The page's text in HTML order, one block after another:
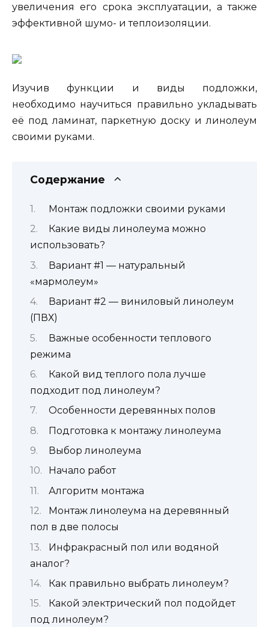
увеличения его срока эксплуатации, а также
эффективной шумо- и теплоизоляции.
Изучив функции и виды подложки,
необходимо научиться правильно укладывать
её под ламинат, паркетную доску и линолеум
своими руками.
Содержание
Монтаж подложки своими руками
Какие виды линолеума можно
использовать?
Вариант #1 — натуральный
«мармолеум»
Вариант #2 — виниловый линолеум
(ПВХ)
Важные особенности теплового
режима
Какой вид теплого пола лучше
подходит под линолеум?
Особенности деревянных полов
Подготовка к монтажу линолеума
Выбор линолеума
Начало работ
Алгоритм монтажа
Монтаж линолеума на деревянный
пол в две полосы
Инфракрасный пол или водяной
аналог?
Как правильно выбрать линолеум?
Какой электрический пол подойдет
под линолеум?